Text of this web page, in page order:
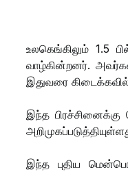
உலகெங்கிலும் 1.5
வாழ்கின்றனர்.
இதுவரை
இந்த
இந்த புதிய